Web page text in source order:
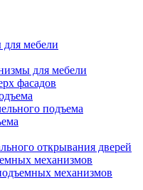
мебели
для мебели
фасадов
подъема
открывания дверей
механизмов
механизмов